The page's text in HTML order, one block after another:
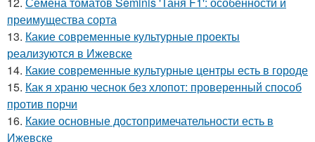
преимущества сорта
13. Какие современные культурные проекты
реализуются в Ижевске
14. Какие современные культурные центры есть в городе
15. Как я храню чеснок без хлопот: проверенный способ
против порчи
16. Какие основные достопримечательности есть в
Ижевске